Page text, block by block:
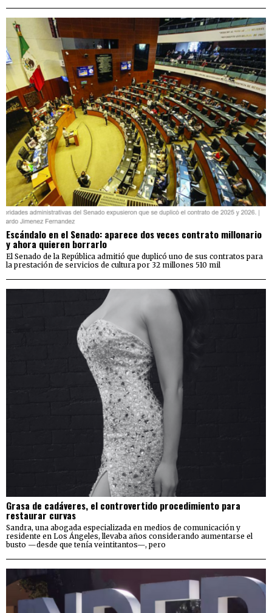
Escándalo en el Senado: aparece dos veces contrato millonario
y ahora quieren borrarlo
El Senado de la República admitió que duplicó uno de sus contratos para
la prestación de servicios de cultura por 32 millones 510 mil
Grasa de cadáveres, el controvertido procedimiento para
restaurar curvas
Sandra, una abogada especializada en medios de comunicación y
residente en Los Ángeles, llevaba años considerando aumentarse el
busto —desde que tenía veintitantos—, pero